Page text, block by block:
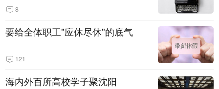
8
要给全体职工"应休尽休"的底气
121
海内外百所高校学子聚沈阳